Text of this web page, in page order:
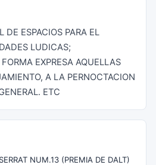
DE ESPACIOS PARA EL
LUDICAS;
EXPRESA AQUELLAS
A LA PERNOCTACION
ETC
NUM.13 (PREMIA DE DALT)